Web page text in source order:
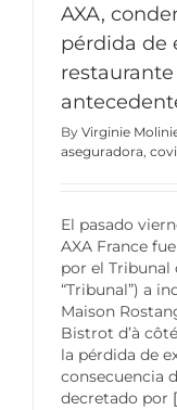
AXA,
pérdida de
By Virginie
aseguradora,
El pasado
AXA France
por el Tribunal
“Tribunal”) a
Maison
Bistrot d’à
la pérdida de
consecuencia
decretado por